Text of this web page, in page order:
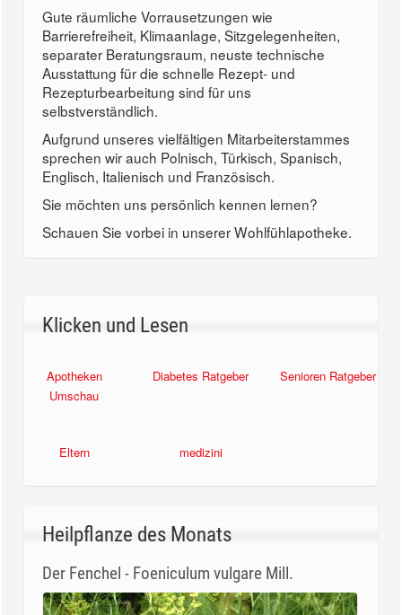
Gute räumliche Vorrausetzungen wie
Barrierefreiheit, Klimaanlage, Sitzgelegenheiten,
separater Beratungsraum, neuste technische
Ausstattung für die schnelle Rezept- und
Rezepturbearbeitung sind für uns
selbstverständlich.
Aufgrund unseres vielfältigen Mitarbeiterstammes
sprechen wir auch Polnisch, Türkisch, Spanisch,
Englisch, Italienisch und Französisch.
Sie möchten uns persönlich kennen lernen?
Schauen Sie vorbei in unserer Wohlfühlapotheke.
Klicken und Lesen
Apotheken
Umschau
Diabetes Ratgeber Senioren Ratgeber
Eltern medizini
Heilpflanze des Monats
Der Fenchel - Foeniculum vulgare Mill.